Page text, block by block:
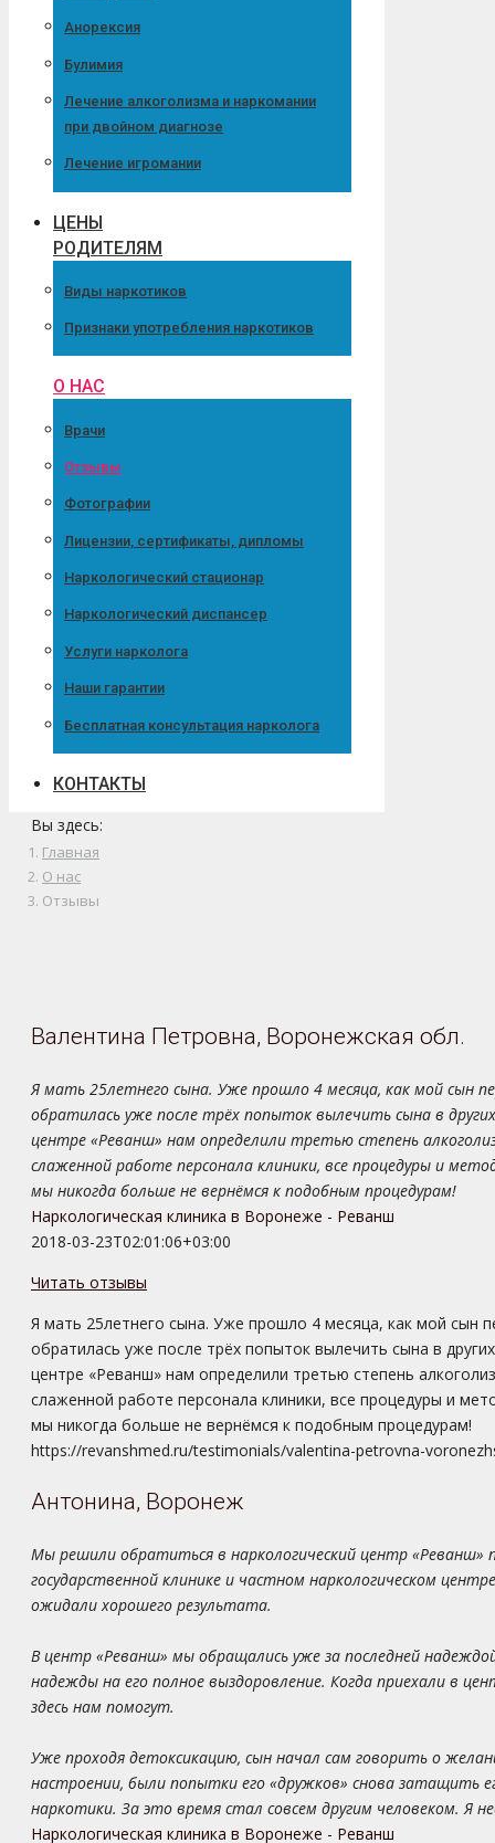
Анорексия
Булимия
Лечение алкоголизма и наркомании
при двойном диагнозе
Лечение игромании
ЦЕНЫ
РОДИТЕЛЯМ
Виды наркотиков
Признаки употребления наркотиков
О НАС
Врачи
Отзывы
Фотографии
Лицензии, сертификаты, дипломы
Наркологический стационар
Наркологический диспансер
Услуги нарколога
Наши гарантии
Бесплатная консультация нарколога
КОНТАКТЫ
Вы здесь:
Главная
О нас
Отзывы
Валентина Петровна, Воронежская обл.
Я мать 25летнего сына. Уже прошло 4 месяца, как мой сын
обратилась уже после трёх попыток вылечить сына в
центре «Реванш» нам определили третью степень
слаженной работе персонала клиники, все процедуры и
мы никогда больше не вернёмся к подобным процедурам!
Наркологическая клиника в Воронеже - Реванш
2018-03-23T02:01:06+03:00
Читать отзывы
Я мать 25летнего сына. Уже прошло 4 месяца, как мой сын
обратилась уже после трёх попыток вылечить сына в
центре «Реванш» нам определили третью степень
слаженной работе персонала клиники, все процедуры и
мы никогда больше не вернёмся к подобным процедурам!
https://revanshmed.ru/testimonials/valentina-petrovna-
Антонина, Воронеж
Мы решили обратиться в наркологический центр «Реванш»
государственной клинике и частном наркологическом
ожидали хорошего результата.
В центр «Реванш» мы обращались уже за последней
надежды на его полное выздоровление. Когда приехали в
здесь нам помогут.
Уже проходя детоксикацию, сын начал сам говорить о
настроении, были попытки его «дружков» снова затащить
наркотики. За это время стал совсем другим человеком. Я
Наркологическая клиника в Воронеже - Реванш